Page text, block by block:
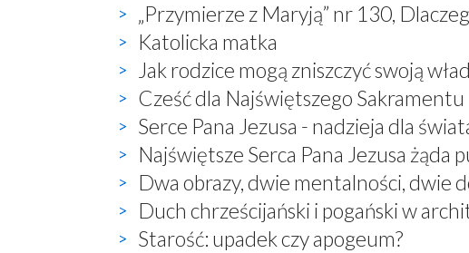
„Przymierze z Maryją” nr 130,
Katolicka matka
Jak rodzice mogą zniszczyć swoją
Cześć dla Najświętszego Sakramentu
Serce Pana Jezusa - nadzieja dla
Najświętsze Serca Pana Jezusa żąda
Dwa obrazy, dwie mentalności, dwie
Duch chrześcijański i pogański w
Starość: upadek czy apogeum?